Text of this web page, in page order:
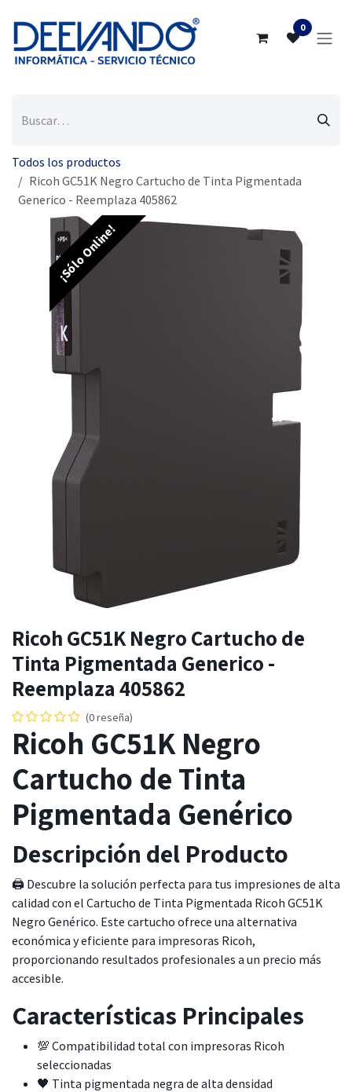
0
Todos los productos
Ricoh GC51K Negro Cartucho de Tinta Pigmentada
Generico - Reemplaza 405862
¡Sólo Online!
Ricoh GC51K Negro Cartucho de
Tinta Pigmentada Generico -
Reemplaza 405862
(0 reseña)
Ricoh GC51K Negro
Cartucho de Tinta
Pigmentada Genérico
Descripción del Producto
🖨️ Descubre la solución perfecta para tus impresiones de alta
calidad con el Cartucho de Tinta Pigmentada Ricoh GC51K
Negro Genérico. Este cartucho ofrece una alternativa
económica y eficiente para impresoras Ricoh,
proporcionando resultados profesionales a un precio más
accesible.
Características Principales
💯 Compatibilidad total con impresoras Ricoh
seleccionadas
🖤 Tinta pigmentada negra de alta densidad